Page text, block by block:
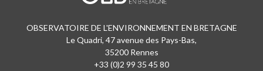
OBSERVATOIRE DE L'ENVIRONNEMENT EN BRETAGNE
Le Quadri, 47 avenue des Pays-Bas,
35200 Rennes
+33 (0)2 99 35 45 80